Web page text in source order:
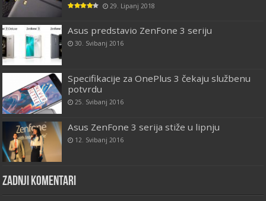
29. Lipanj 2018
Asus predstavio ZenFone 3 seriju
30. Svibanj 2016
Specifikacije za OnePlus 3 čekaju službenu
potvrdu
25. Svibanj 2016
Asus ZenFone 3 serija stiže u lipnju
12. Svibanj 2016
Zadnji komentari